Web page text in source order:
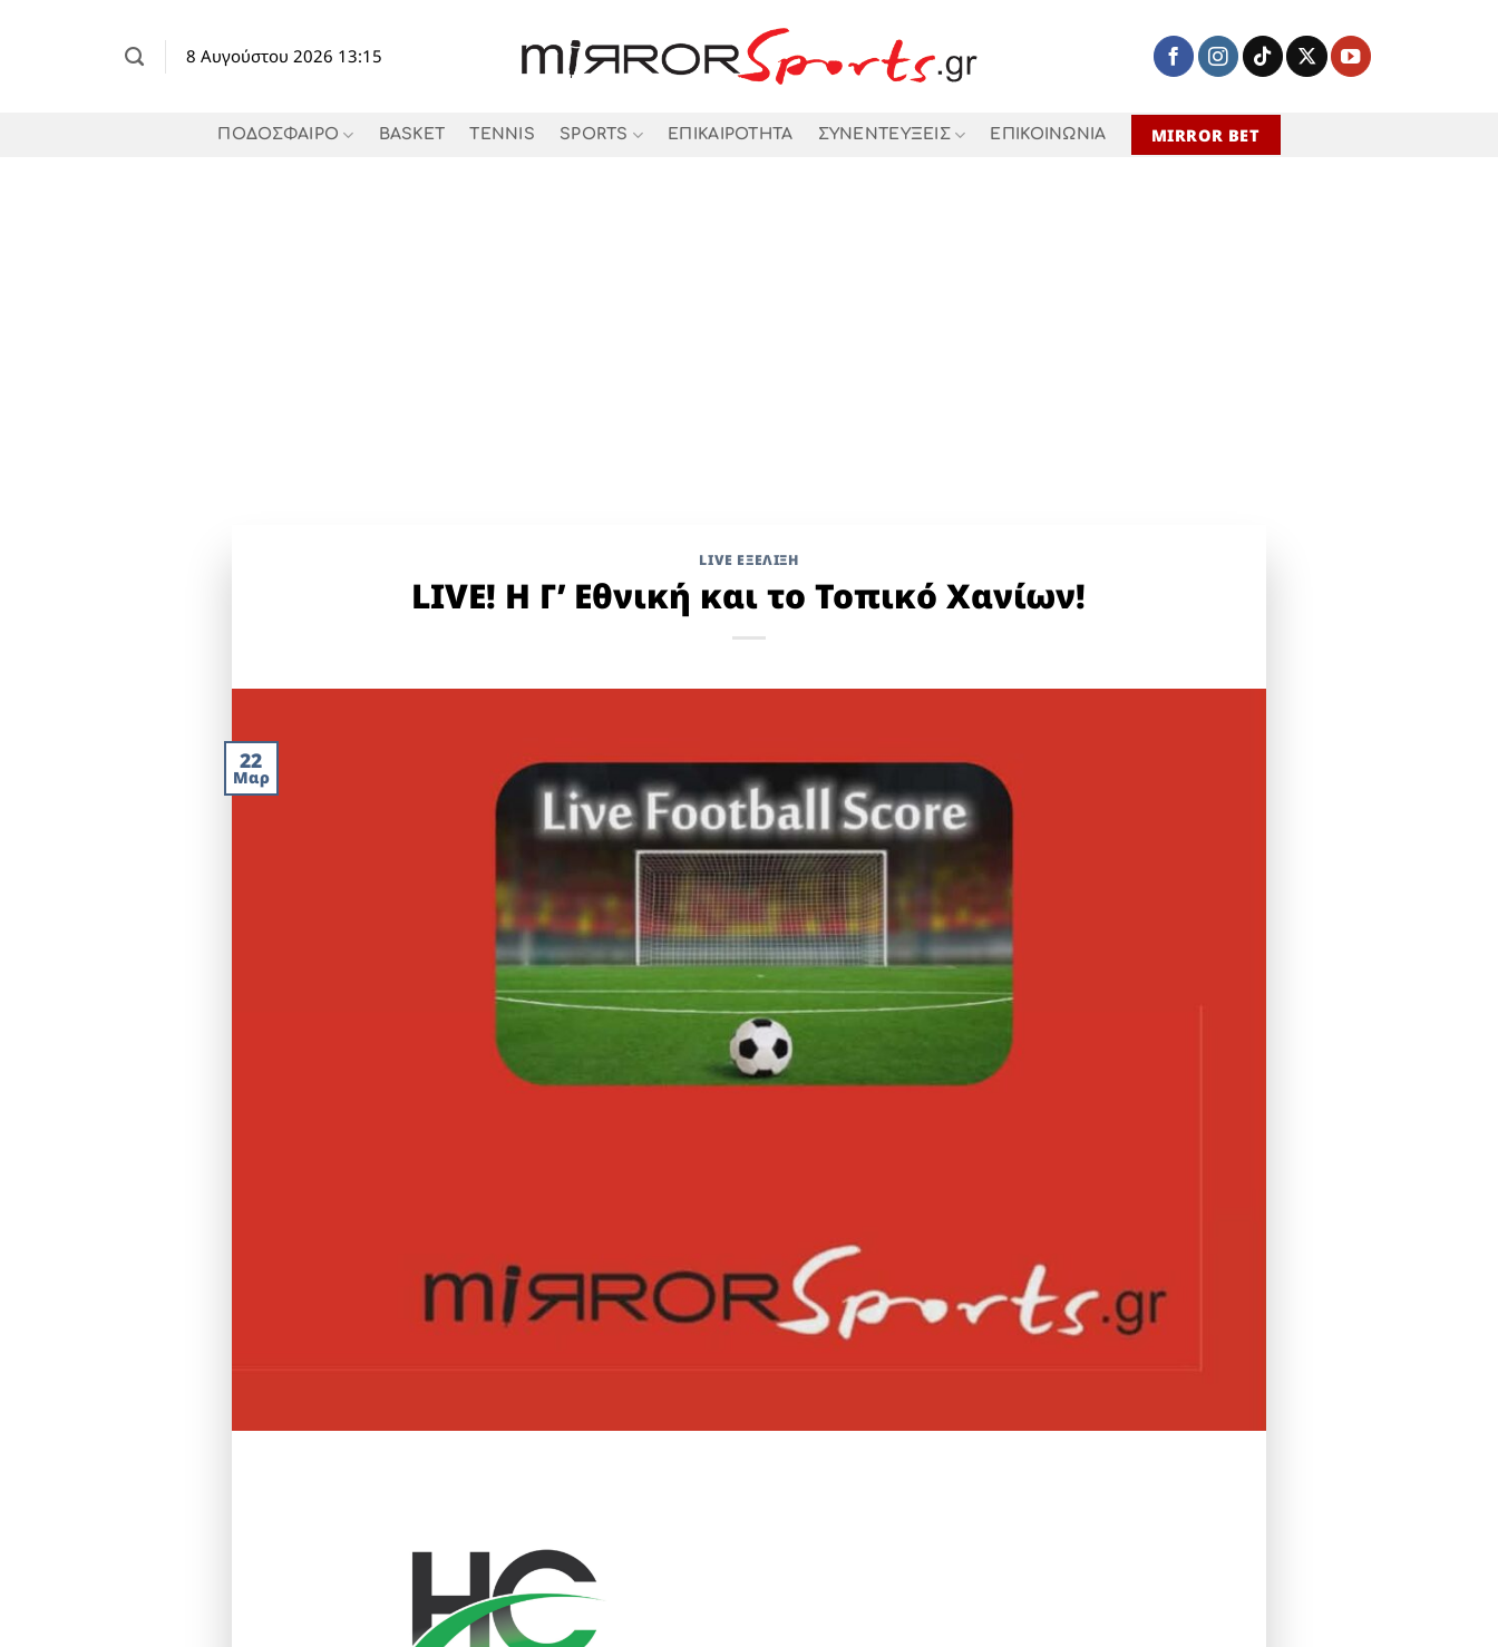
8 Αυγούστου 2026 13:15
ΠΟΔΟΣΦΑΙΡΟ BASKET TENNIS SPORTS ΕΠΙΚΑΙΡΟΤΗΤΑ ΣΥΝΕΝΤΕΥΞΕΙΣ ΕΠΙΚΟΙΝΩΝΙΑ MIRROR BET
LIVE ΕΞΈΛΙΞΗ
LIVE! Η Γ’ Εθνική και το Τοπικό Χανίων!
22
Μαρ